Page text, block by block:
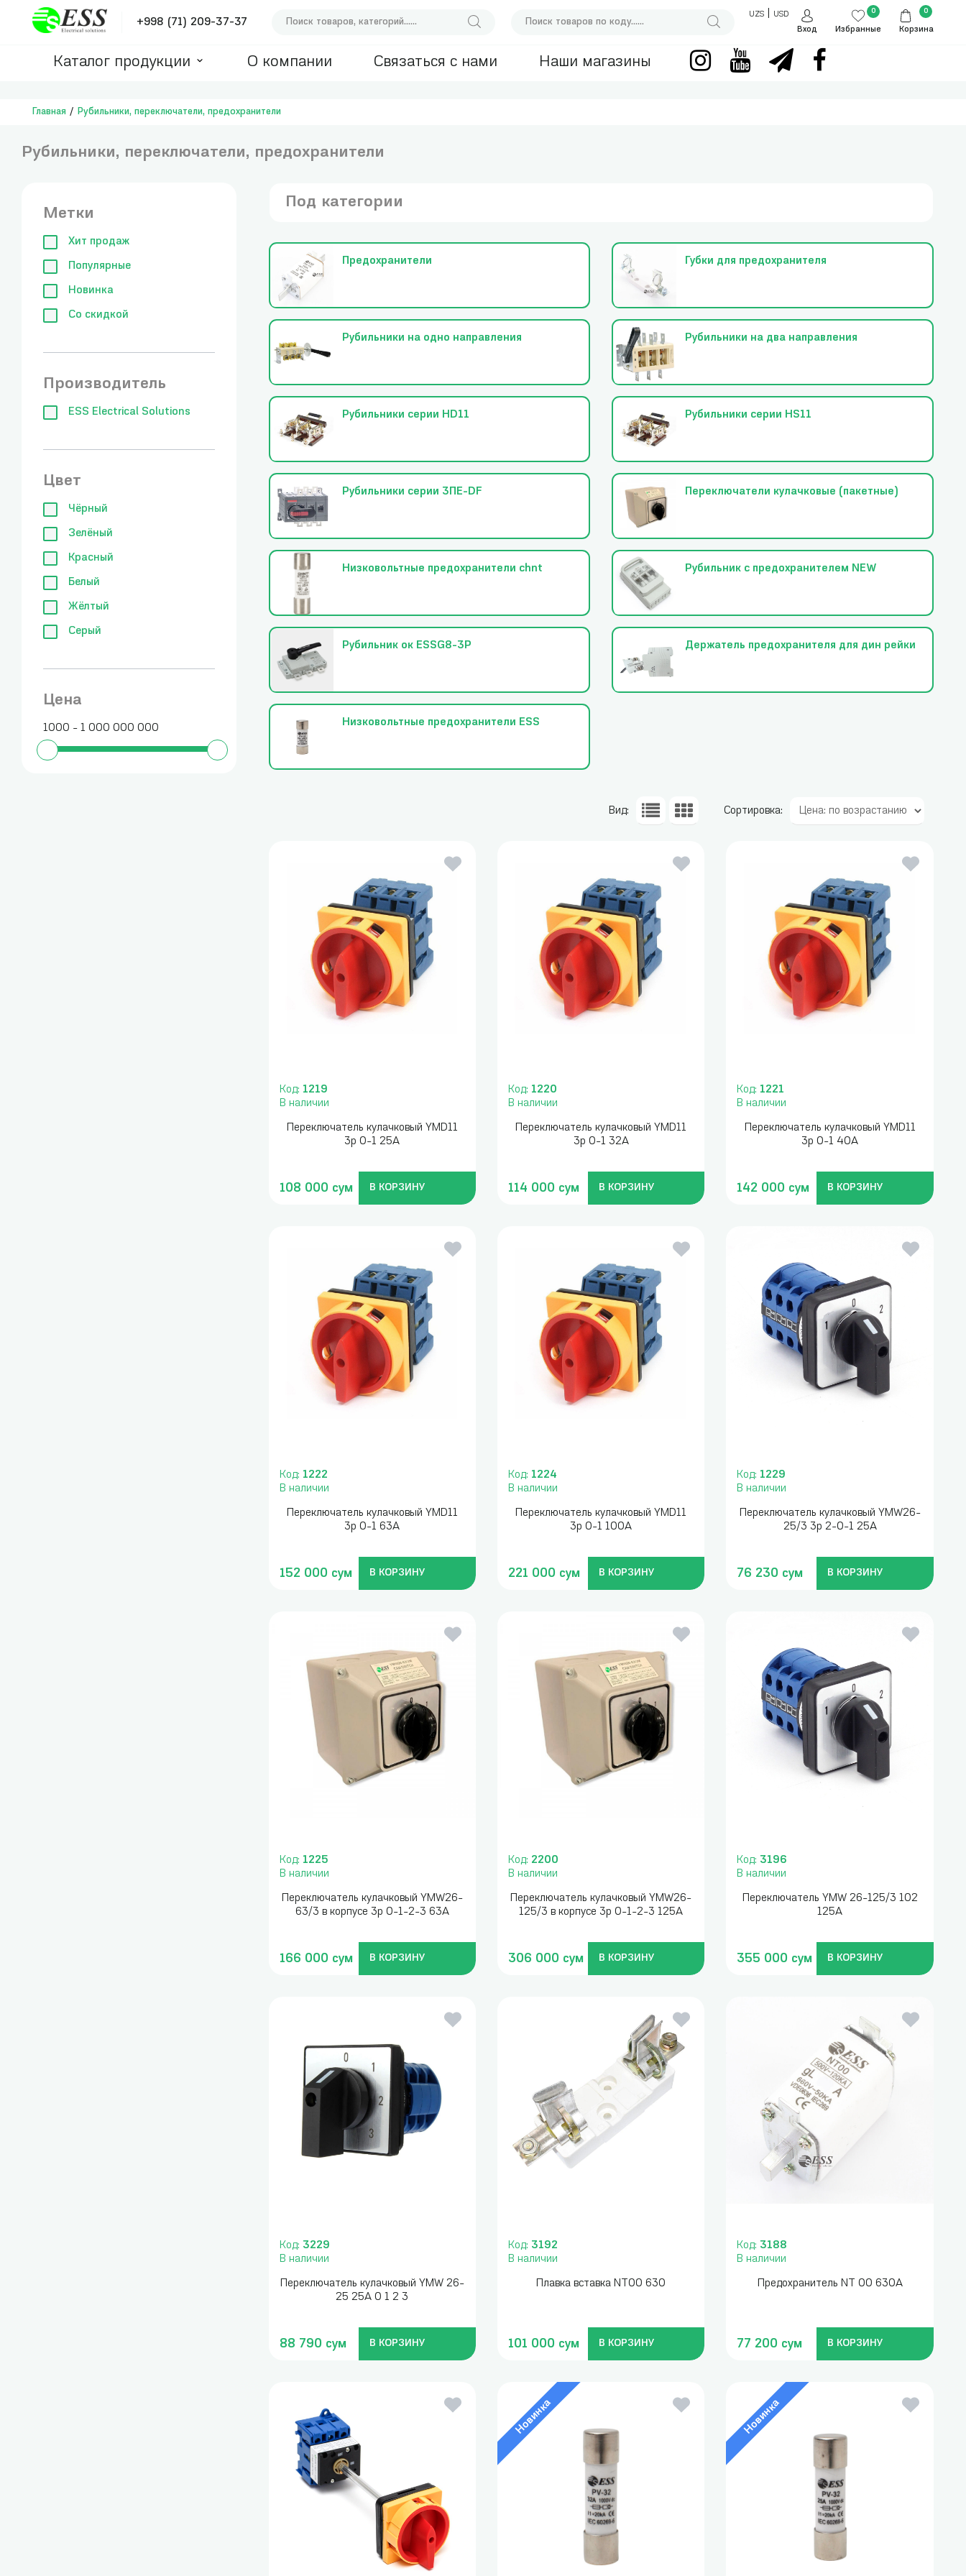
+998 (71) 209-37-37
UZS|
USD
Вход
Избранные
0
Корзина
0
Каталог продукции О компании Связаться с нами Наши магазины
Главная Рубильники, переключатели, предохранители
Рубильники, переключатели, предохранители
Метки
Хит продаж
Популярные
Новинка
Со скидкой
Производитель
ESS Electrical Solutions
Цвет
Чёрный
Зелёный
Красный
Белый
Жёлтый
Серый
Цена
1000 - 1 000 000 000
Под категории
Предохранители Губки для предохранителя
Рубильники на одно направления Рубильники на два направления
Рубильники серии HD11 Рубильники серии HS11
Рубильники серии 3ПЕ-DF Переключатели кулачковые (пакетные)
Низковольтные предохранители chnt Рубильник с предохранителем NEW
Рубильник ок ESSG8-3P Держатель предохранителя для дин рейки
Низковольтные предохранители ESS
Вид: Сортировка:
Код: 1219
В наличии
Переключатель кулачковый YMD11
3p 0-1 25А
108 000 сум В КОРЗИНУ
Код: 1220
В наличии
Переключатель кулачковый YMD11
3p 0-1 32А
114 000 сум В КОРЗИНУ
Код: 1221
В наличии
Переключатель кулачковый YMD11
3p 0-1 40А
142 000 сум В КОРЗИНУ
Код: 1222
В наличии
Переключатель кулачковый YMD11
3p 0-1 63А
152 000 сум В КОРЗИНУ
Код: 1224
В наличии
Переключатель кулачковый YMD11
3p 0-1 100А
221 000 сум В КОРЗИНУ
Код: 1229
В наличии
Переключатель кулачковый YMW26-
25/3 3p 2-0-1 25А
76 230 сум В КОРЗИНУ
Код: 1225
В наличии
Переключатель кулачковый YMW26-
63/3 в корпусе 3p 0-1-2-3 63А
166 000 сум В КОРЗИНУ
Код: 2200
В наличии
Переключатель кулачковый YMW26-
125/3 в корпусе 3p 0-1-2-3 125А
306 000 сум В КОРЗИНУ
Код: 3196
В наличии
Переключатель YMW 26-125/3 102
125A
355 000 сум В КОРЗИНУ
Код: 3229
В наличии
Переключатель кулачковый YMW 26-
25 25A 0 1 2 3
88 790 сум В КОРЗИНУ
Код: 3192
В наличии
Плавка вставка NT00 630
101 000 сум В КОРЗИНУ
Код: 3188
В наличии
Предохранитель NT 00 630А
77 200 сум В КОРЗИНУ
Новинка Новинка